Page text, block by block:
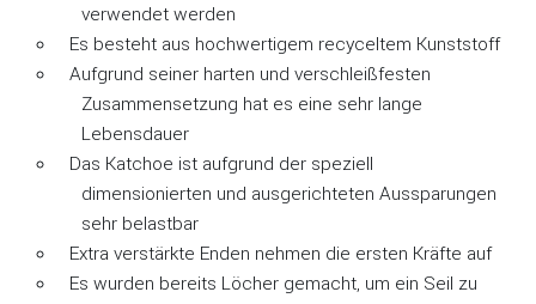
verwendet werden
Es besteht aus hochwertigem recyceltem Kunststoff
Aufgrund seiner harten und verschleißfesten
Zusammensetzung hat es eine sehr lange
Lebensdauer
Das Katchoe ist aufgrund der speziell
dimensionierten und ausgerichteten Aussparungen
sehr belastbar
Extra verstärkte Enden nehmen die ersten Kräfte auf
Es wurden bereits Löcher gemacht, um ein Seil zu